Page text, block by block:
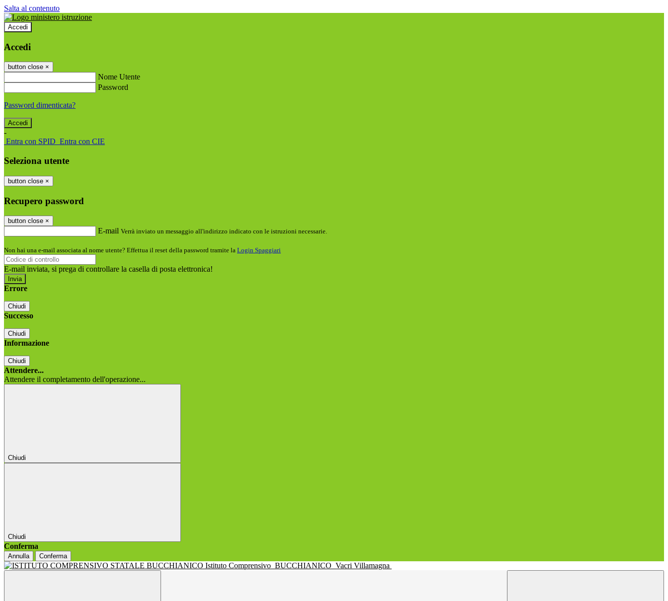
Salta al contenuto
Accedi
Accedi
button close ×
Nome Utente
Password
Password dimenticata?
-
Entra con SPID Entra con CIE
Seleziona utente
button close ×
Recupero password
button close ×
E-mail Verrà inviato un messaggio all'indirizzo indicato con le istruzioni necessarie.
Non hai una e-mail associata al nome utente? Effettua il reset della password tramite la Login Spaggiari
E-mail inviata, si prega di controllare la casella di posta elettronica!
Errore
Chiudi
Successo
Chiudi
Informazione
Chiudi
Attendere...
Attendere il completamento dell'operazione...
Chiudi
Chiudi
Conferma
Annulla Conferma
Istituto Comprensivo BUCCHIANICO Vacri Villamagna